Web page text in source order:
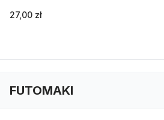
27,00 zł
FUTOMAKI